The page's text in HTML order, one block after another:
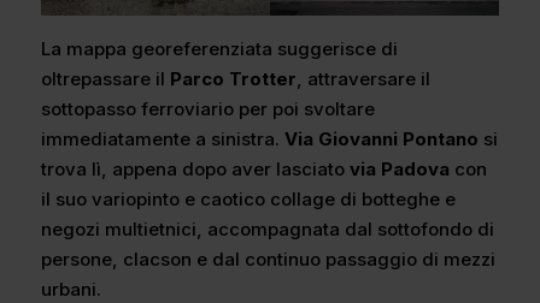
La mappa georeferenziata suggerisce di
oltrepassare il Parco Trotter, attraversare il
sottopasso ferroviario per poi svoltare
immediatamente a sinistra. Via Giovanni Pontano si
trova lì, appena dopo aver lasciato via Padova con
il suo variopinto e caotico collage di botteghe e
negozi multietnici, accompagnata dal sottofondo di
persone, clacson e dal continuo passaggio di mezzi
urbani.